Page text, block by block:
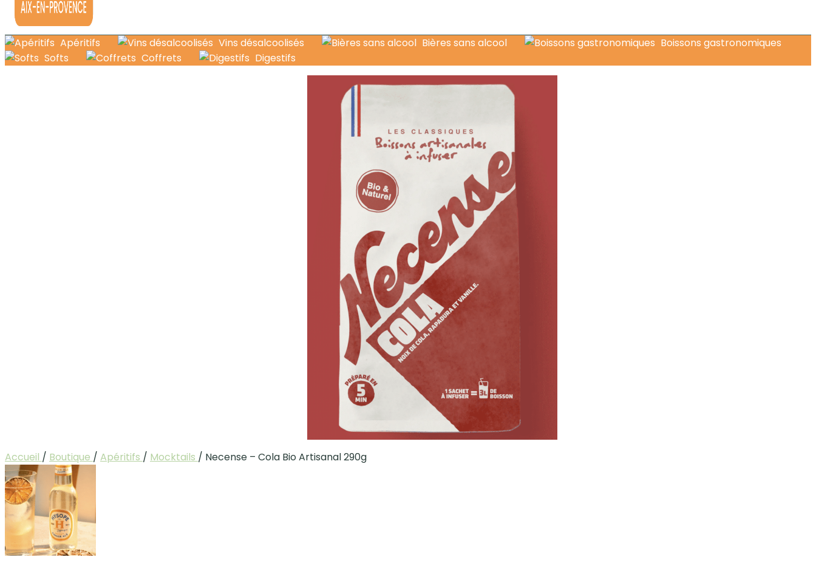
Apéritifs Vins désalcoolisés Bières sans alcool
Boissons gastronomiques
Softs
Coffrets Digestifs
Accueil / Boutique / Apéritifs / Mocktails / Necense – Cola Bio Artisanal 290g